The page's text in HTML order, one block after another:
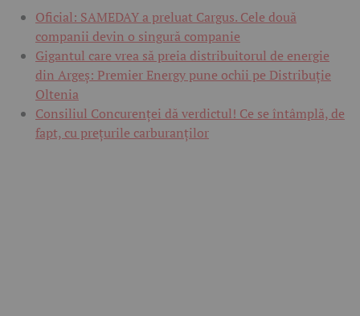
Oficial: SAMEDAY a preluat Cargus. Cele două
companii devin o singură companie
Gigantul care vrea să preia distribuitorul de energie
din Argeș: Premier Energy pune ochii pe Distribuție
Oltenia
Consiliul Concurenței dă verdictul! Ce se întâmplă, de
fapt, cu prețurile carburanților